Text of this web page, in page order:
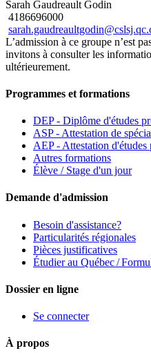
Sarah Gaudreault Godin
4186696000
L’admission à ce groupe n’est
invitons à consulter les
ultérieurement.
Programmes et formations
DEP - Diplôme d'études
ASP - Attestation de
AEP - Attestation d'études
Autres formations
Élève / Stage d'un jour
Demande d'admission
Besoin d'assistance?
Particularités régionales
Pièces justificatives
Étudier au Québec /
Dossier en ligne
Se connecter
À propos